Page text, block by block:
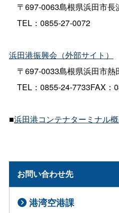
〒697-0063島根県浜田市長
TEL：0855-27-0072
浜田港振興会（外部サイト）
〒697-0033島根県浜田市熱
TEL：0855-24-7733FAX：
■浜田港コンテナターミナル
お問い合わせ先
港湾空港課